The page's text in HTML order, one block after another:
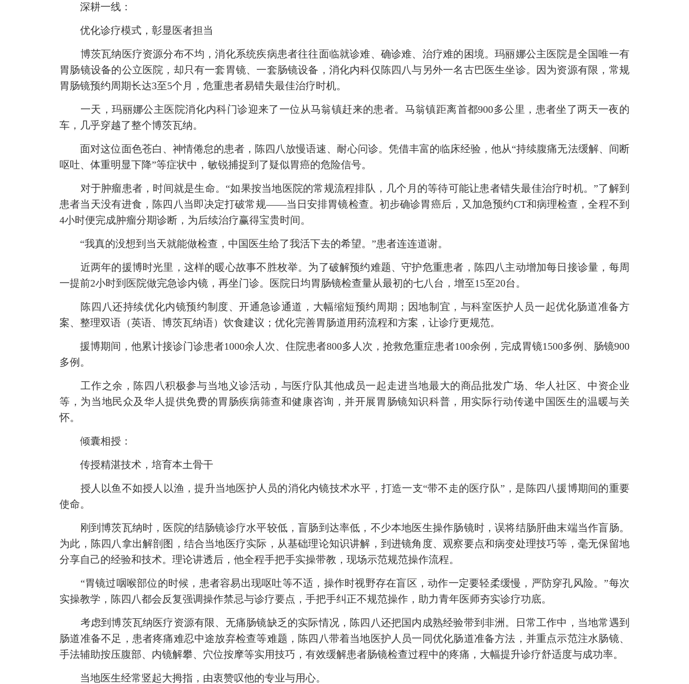
深耕一线：
优化诊疗模式，彰显医者担当
博茨瓦纳医疗资源分布不均，消化系统疾病患者往往面临就诊难、确诊难、治疗难的困境。玛丽娜公主医院是全国唯一有
胃肠镜设备的公立医院，却只有一套胃镜、一套肠镜设备，消化内科仅陈四八与另外一名古巴医生坐诊。因为资源有限，常规
胃肠镜预约周期长达3至5个月，危重患者易错失最佳治疗时机。
一天，玛丽娜公主医院消化内科门诊迎来了一位从马翁镇赶来的患者。马翁镇距离首都900多公里，患者坐了两天一夜的
车，几乎穿越了整个博茨瓦纳。
面对这位面色苍白、神情倦怠的患者，陈四八放慢语速、耐心问诊。凭借丰富的临床经验，他从“持续腹痛无法缓解、间断
呕吐、体重明显下降”等症状中，敏锐捕捉到了疑似胃癌的危险信号。
对于肿瘤患者，时间就是生命。“如果按当地医院的常规流程排队，几个月的等待可能让患者错失最佳治疗时机。”了解到
患者当天没有进食，陈四八当即决定打破常规——当日安排胃镜检查。初步确诊胃癌后，又加急预约CT和病理检查，全程不到
4小时便完成肿瘤分期诊断，为后续治疗赢得宝贵时间。
“我真的没想到当天就能做检查，中国医生给了我活下去的希望。”患者连连道谢。
近两年的援博时光里，这样的暖心故事不胜枚举。为了破解预约难题、守护危重患者，陈四八主动增加每日接诊量，每周
一提前2小时到医院做完急诊内镜，再坐门诊。医院日均胃肠镜检查量从最初的七八台，增至15至20台。
陈四八还持续优化内镜预约制度、开通急诊通道，大幅缩短预约周期；因地制宜，与科室医护人员一起优化肠道准备方
案、整理双语（英语、博茨瓦纳语）饮食建议；优化完善胃肠道用药流程和方案，让诊疗更规范。
援博期间，他累计接诊门诊患者1000余人次、住院患者800多人次，抢救危重症患者100余例，完成胃镜1500多例、肠镜900
多例。
工作之余，陈四八积极参与当地义诊活动，与医疗队其他成员一起走进当地最大的商品批发广场、华人社区、中资企业
等，为当地民众及华人提供免费的胃肠疾病筛查和健康咨询，并开展胃肠镜知识科普，用实际行动传递中国医生的温暖与关
怀。
倾囊相授：
传授精湛技术，培育本土骨干
授人以鱼不如授人以渔，提升当地医护人员的消化内镜技术水平，打造一支“带不走的医疗队”，是陈四八援博期间的重要
使命。
刚到博茨瓦纳时，医院的结肠镜诊疗水平较低，盲肠到达率低，不少本地医生操作肠镜时，误将结肠肝曲末端当作盲肠。
为此，陈四八拿出解剖图，结合当地医疗实际，从基础理论知识讲解，到进镜角度、观察要点和病变处理技巧等，毫无保留地
分享自己的经验和技术。理论讲透后，他全程手把手实操带教，现场示范规范操作流程。
“胃镜过咽喉部位的时候，患者容易出现呕吐等不适，操作时视野存在盲区，动作一定要轻柔缓慢，严防穿孔风险。”每次
实操教学，陈四八都会反复强调操作禁忌与诊疗要点，手把手纠正不规范操作，助力青年医师夯实诊疗功底。
考虑到博茨瓦纳医疗资源有限、无痛肠镜缺乏的实际情况，陈四八还把国内成熟经验带到非洲。日常工作中，当地常遇到
肠道准备不足，患者疼痛难忍中途放弃检查等难题，陈四八带着当地医护人员一同优化肠道准备方法，并重点示范注水肠镜、
手法辅助按压腹部、 内镜解攀、穴位按摩等实用技巧，有效缓解患者肠镜检查过程中的疼痛，大幅提升诊疗舒适度与成功率。
当地医生经常竖起大拇指，由衷赞叹他的专业与用心。